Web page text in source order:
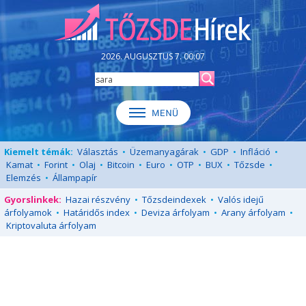
2026. AUGUSZTUS 7. 00:07
Kiemelt témák: Választás • Üzemanyagárak • GDP • Infláció •
Kamat • Forint • Olaj • Bitcoin • Euro • OTP • BUX • Tőzsde •
Elemzés • Állampapír
Gyorslinkek: Hazai részvény • Tőzsdeindexek • Valós idejű
árfolyamok • Határidős index • Deviza árfolyam • Arany árfolyam •
Kriptovaluta árfolyam